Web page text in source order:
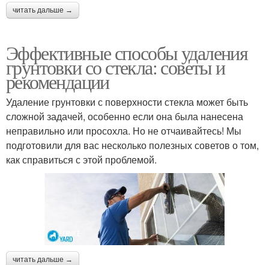
читать дальше →
Эффективные способы удаления
грунтовки со стекла: советы и
рекомендации
Удаление грунтовки с поверхности стекла может быть
сложной задачей, особенно если она была нанесена
неправильно или просохла. Но не отчаивайтесь! Мы
подготовили для вас несколько полезных советов о том,
как справиться с этой проблемой.
читать дальше →